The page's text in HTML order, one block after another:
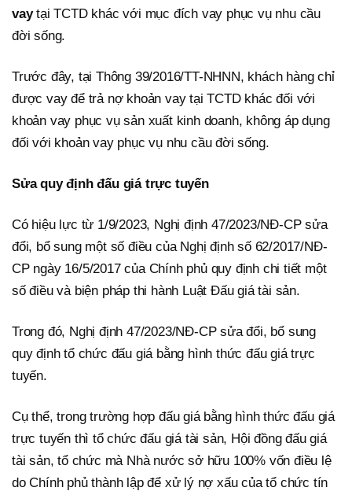
vaytại TCTD khác với mục đích vay phục vụ nhu cầu
đời sống.
Trước đây, tại Thông 39/2016/TT-NHNN, khách hàng chỉ
được vay để trả nợ khoản vay tại TCTD khác đối với
khoản vay phục vụ sản xuất kinh doanh, không áp dụng
đối với khoản vay phục vụ nhu cầu đời sống.
Sửa quy định đấu giá trực tuyến
Có hiệu lực từ 1/9/2023, Nghị định 47/2023/NĐ-CP sửa
đổi, bổ sung một số điều của Nghị định số 62/2017/NĐ-
CP ngày 16/5/2017 của Chính phủ quy định chi tiết một
số điều và biện pháp thi hành Luật Đấu giá tài sản.
Trong đó, Nghị định 47/2023/NĐ-CP sửa đổi, bổ sung
quy định tổ chức đấu giá bằng hình thức đấu giá trực
tuyến.
Cụ thể, trong trường hợp đấu giá bằng hình thức đấu giá
trực tuyến thì tổ chức đấu giá tài sản, Hội đồng đấu giá
tài sản, tổ chức mà Nhà nước sở hữu 100% vốn điều lệ
do Chính phủ thành lập để xử lý nợ xấu của tổ chức tín